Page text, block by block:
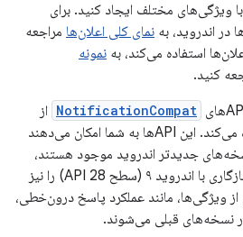
ویژگی‌های مختلف ایجاد کنید. برای
در اندروید، به نمای کلی اعلان‌ها مراجعه
استفاده می‌کند، به نمونه
NotificationCompat از
کتابخانه AndroidX استفاده می‌کند. این APIها به شما امکان می‌دهند
جدیدتر اندروید موجود هستند،
اضافه کنید و در عین حال سازگاری با اندروید ۹ (سطح API 28) را نیز
ویژگی‌ها، مانند عملکرد پاسخ درون‌خطی،
نسخه‌های قبلی می‌شوند.